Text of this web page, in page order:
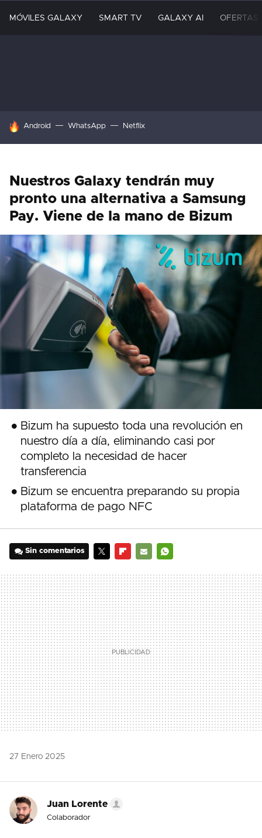
MÓVILES GALAXY SMART TV GALAXY AI OFERTAS
HOY SE HABLA DE
Android WhatsApp Netflix
Nuestros Galaxy tendrán muy
pronto una alternativa a Samsung
Pay. Viene de la mano de Bizum
Bizum ha supuesto toda una revolución en
nuestro día a día, eliminando casi por
completo la necesidad de hacer
transferencia
Bizum se encuentra preparando su propia
plataforma de pago NFC
Sin comentarios
MAIL
27 Enero 2025
Juan Lorente
Colaborador